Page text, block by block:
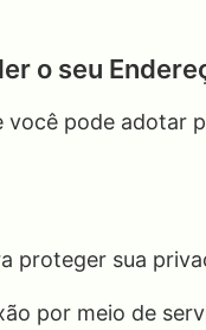
o seu
você pode adotar
proteger sua
por meio de